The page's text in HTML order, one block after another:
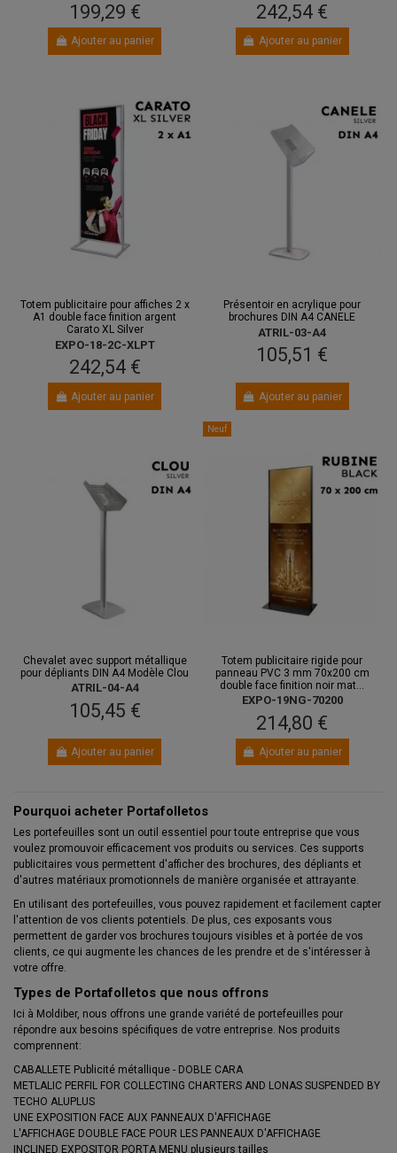
199,29 €
Ajouter au panier
242,54 €
Ajouter au panier
Totem publicitaire pour affiches 2 x
A1 double face finition argent
Carato XL Silver
EXPO-18-2C-XLPT
242,54 €
Ajouter au panier
Présentoir en acrylique pour
brochures DIN A4 CANELE
ATRIL-03-A4
105,51 €
Ajouter au panier
Chevalet avec support métallique
pour dépliants DIN A4 Modèle Clou
ATRIL-04-A4
105,45 €
Ajouter au panier
Neuf
Totem publicitaire rigide pour
panneau PVC 3 mm 70x200 cm
double face finition noir mat...
EXPO-19NG-70200
214,80 €
Ajouter au panier
Pourquoi acheter Portafolletos
Les portefeuilles sont un outil essentiel pour toute entreprise que vous
voulez promouvoir efficacement vos produits ou services. Ces supports
publicitaires vous permettent d'afficher des brochures, des dépliants et
d'autres matériaux promotionnels de manière organisée et attrayante.
En utilisant des portefeuilles, vous pouvez rapidement et facilement capter
l'attention de vos clients potentiels. De plus, ces exposants vous
permettent de garder vos brochures toujours visibles et à portée de vos
clients, ce qui augmente les chances de les prendre et de s'intéresser à
votre offre.
Types de Portafolletos que nous offrons
Ici à Moldiber, nous offrons une grande variété de portefeuilles pour
répondre aux besoins spécifiques de votre entreprise. Nos produits
comprennent:
CABALLETE Publicité métallique - DOBLE CARA
METLALIC PERFIL FOR COLLECTING CHARTERS AND LONAS SUSPENDED BY
TECHO ALUPLUS
UNE EXPOSITION FACE AUX PANNEAUX D'AFFICHAGE
L'AFFICHAGE DOUBLE FACE POUR LES PANNEAUX D'AFFICHAGE
INCLINED EXPOSITOR PORTA MENU plusieurs tailles